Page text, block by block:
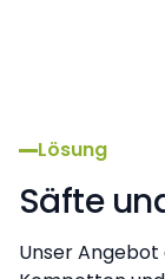
Lösung
Säfte
Unser Angebot